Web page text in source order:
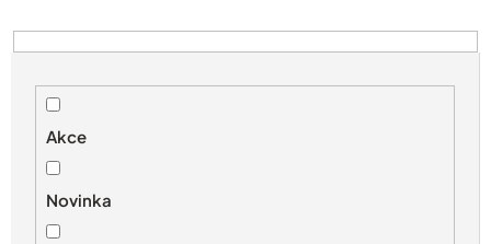
Akce
Novinka
V